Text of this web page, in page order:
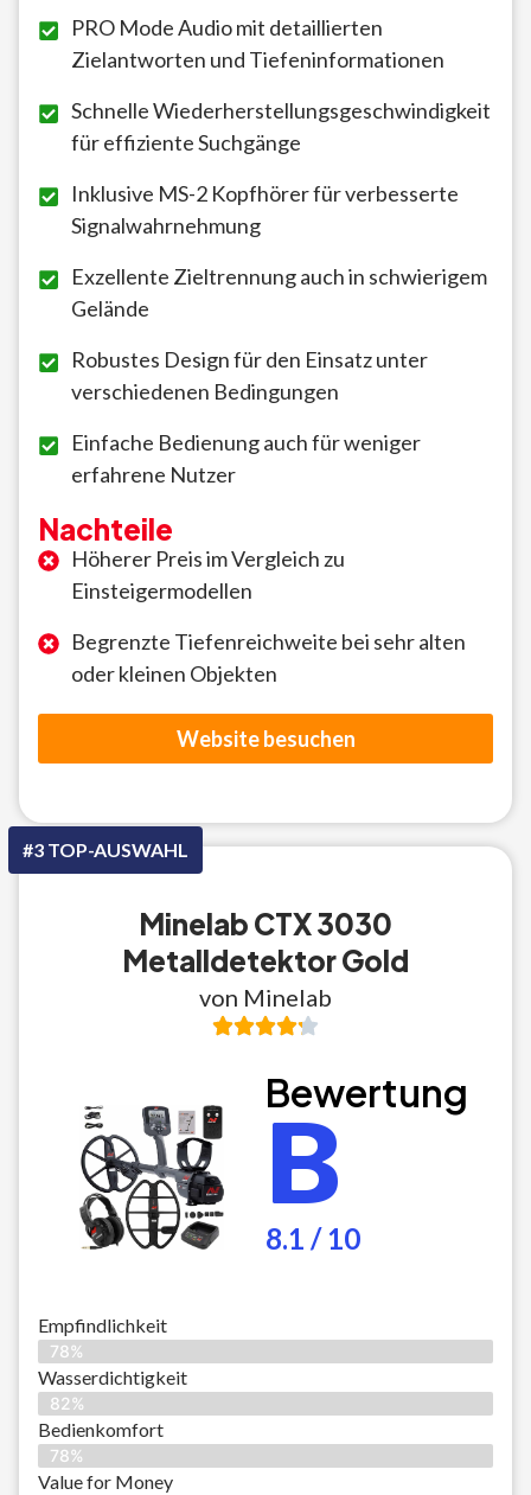
PRO Mode Audio mit detaillierten
Zielantworten und Tiefeninformationen
Schnelle Wiederherstellungsgeschwindigkeit
für effiziente Suchgänge
Inklusive MS-2 Kopfhörer für verbesserte
Signalwahrnehmung
Exzellente Zieltrennung auch in schwierigem
Gelände
Robustes Design für den Einsatz unter
verschiedenen Bedingungen
Einfache Bedienung auch für weniger
erfahrene Nutzer
Nachteile
Höherer Preis im Vergleich zu
Einsteigermodellen
Begrenzte Tiefenreichweite bei sehr alten
oder kleinen Objekten
Website besuchen
#3 TOP-AUSWAHL
Minelab CTX 3030
Metalldetektor Gold
von Minelab
Bewertung
B
8.1 / 10
Empfindlichkeit
78%
Wasserdichtigkeit
82%
Bedienkomfort
78%
Value for Money